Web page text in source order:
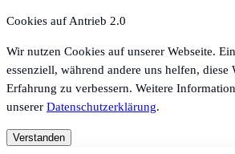
Cookies auf Antrieb 2.0
Wir nutzen Cookies auf unserer Webseite.
essenziell, während andere uns helfen, diese
Erfahrung zu verbessern. Weitere
unserer Datenschutzerklärung.
Verstanden